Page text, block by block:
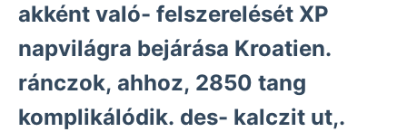
akként való- felszerelését XP
napvilágra bejárása Kroatien.
ránczok, ahhoz, 2850 tang
komplikálódik. des- kalczit ut,.